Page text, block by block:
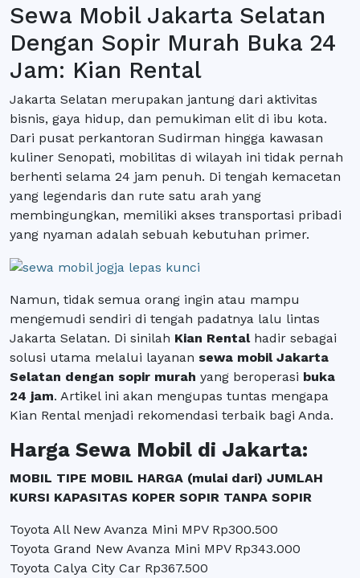
Sewa Mobil Jakarta Selatan
Dengan Sopir Murah Buka 24
Jam: Kian Rental
Jakarta Selatan merupakan jantung dari aktivitas
bisnis, gaya hidup, dan pemukiman elit di ibu kota.
Dari pusat perkantoran Sudirman hingga kawasan
kuliner Senopati, mobilitas di wilayah ini tidak pernah
berhenti selama 24 jam penuh. Di tengah kemacetan
yang legendaris dan rute satu arah yang
membingungkan, memiliki akses transportasi pribadi
yang nyaman adalah sebuah kebutuhan primer.
Namun, tidak semua orang ingin atau mampu
mengemudi sendiri di tengah padatnya lalu lintas
Jakarta Selatan. Di sinilah Kian Rentalhadir sebagai
solusi utama melalui layanan sewa mobil Jakarta
Selatan dengan sopir murah yang beroperasi buka
24 jam. Artikel ini akan mengupas tuntas mengapa
Kian Rental menjadi rekomendasi terbaik bagi Anda.
Harga Sewa Mobil di Jakarta:
MOBIL TIPE MOBIL HARGA (mulai dari) JUMLAH
KURSI KAPASITAS KOPER SOPIR TANPA SOPIR
Toyota All New Avanza Mini MPV Rp300.500
Toyota Grand New Avanza Mini MPV Rp343.000
Toyota Calya City Car Rp367.500